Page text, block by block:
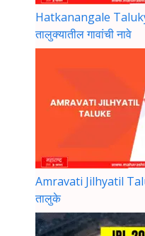
Hatkanangale
तालुक्यातील गावांची नावे
Amravati Jilhyatil
तालुके